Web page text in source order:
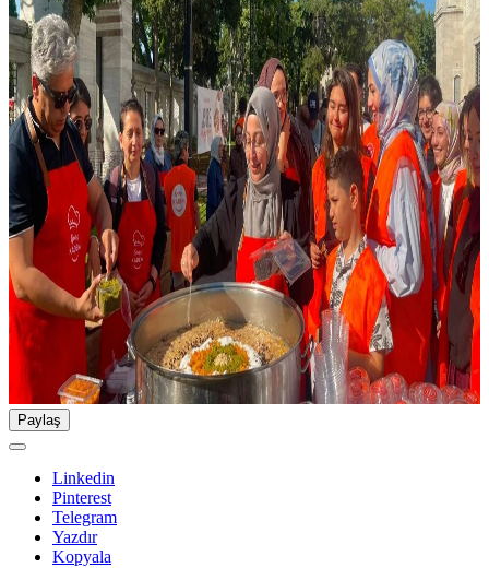
Paylaş
Linkedin
Pinterest
Telegram
Yazdır
Kopyala